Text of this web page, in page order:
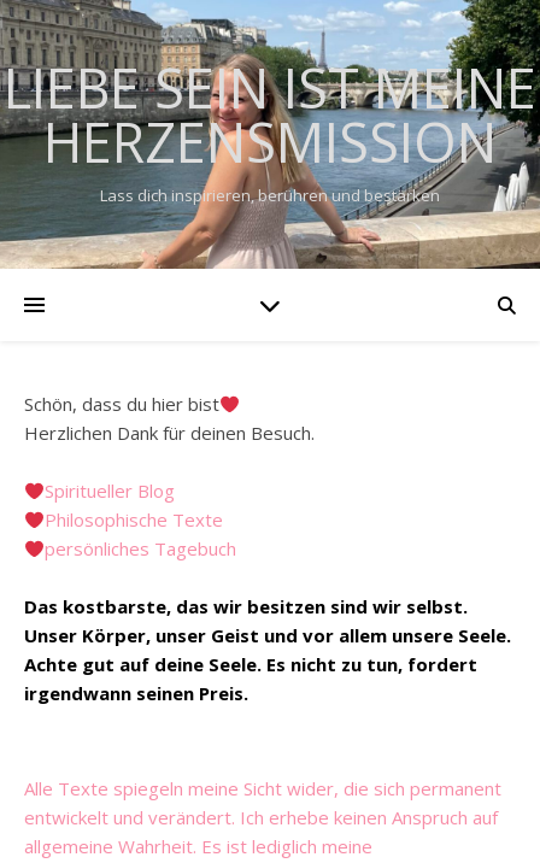
LIEBE SEIN IST MEINE
HERZENSMISSION
Lass dich inspirieren, berühren und bestärken
Schön, dass du hier bist
Herzlichen Dank für deinen Besuch.
Spiritueller Blog
Philosophische Texte
persönliches Tagebuch
Das kostbarste, das wir besitzen sind wir selbst.
Unser Körper, unser Geist und vor allem unsere Seele.
Achte gut auf deine Seele. Es nicht zu tun, fordert
irgendwann seinen Preis.
Alle Texte spiegeln meine Sicht wider, die sich permanent
entwickelt und verändert. Ich erhebe keinen Anspruch auf
allgemeine Wahrheit. Es ist lediglich meine